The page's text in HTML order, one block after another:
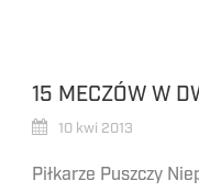
15 MECZÓW W
10 kwi 2013
Piłkarze Puszczy